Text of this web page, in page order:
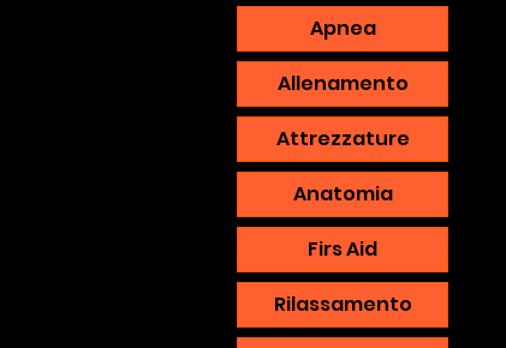
Apnea
Allenamento
Attrezzature
Anatomia
Firs Aid
Rilassamento